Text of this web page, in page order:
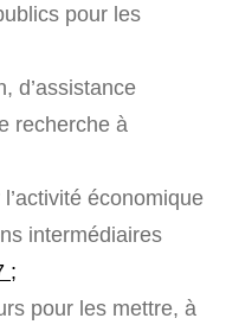
pour les
d’assistance
recherche à
économique
intermédiaires
;
pour les mettre, à